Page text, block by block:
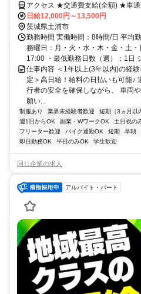
アクセス ★交通費支給(全額) ★車通
帰OK＞
日給12,000円～13,500円
茨城県土浦市
勤務時間 実働時間：8時間/日 平均
務曜日：月・火・水・木・金・土
17:00 ・最低勤務日数（週）：1日
仕事内容 ＜1年以上(3年以内)の経
定＞高日給！給料の日払いも可能♪
行者の安全を確保しながら、 車両
願い...
制服あり 業界未経験者歓迎 短期（3ヵ月以
週1日からOK
副業・WワークOK 土日祝の
フリーター歓迎
バイク通勤OK 短期 早朝
即日勤務OK
平日のみOK 学生歓迎
同じ企業の求人
アルバイト・パート